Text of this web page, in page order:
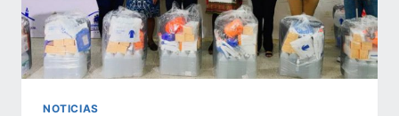
BIOSEGURIDAD
NOTICIAS